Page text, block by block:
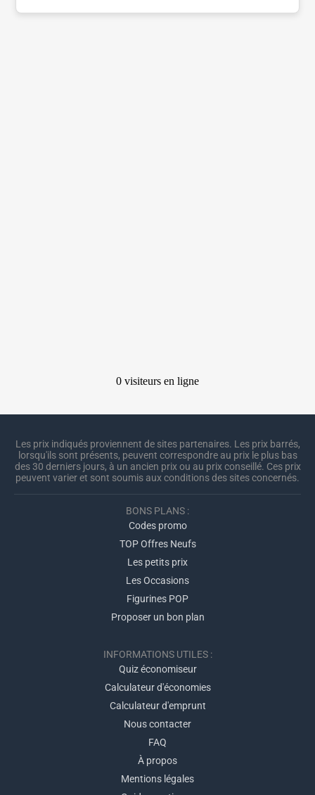
Les prix indiqués proviennent de sites partenaires. Les prix barrés,
lorsqu'ils sont présents, peuvent correspondre au prix le plus bas
des 30 derniers jours, à un ancien prix ou au prix conseillé. Ces prix
peuvent varier et sont soumis aux conditions des sites concernés.
BONS PLANS :
Codes promo
TOP Offres Neufs
Les petits prix
Les Occasions
Figurines POP
Proposer un bon plan
INFORMATIONS UTILES :
Quiz économiseur
Calculateur d'économies
Calculateur d'emprunt
Nous contacter
FAQ
À propos
Mentions légales